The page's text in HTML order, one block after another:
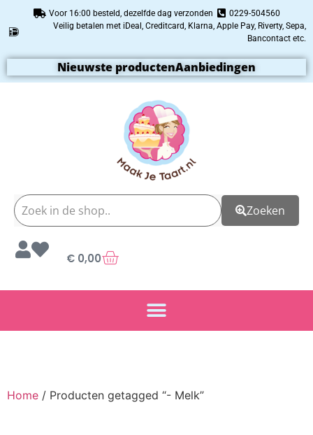
Voor 16:00 besteld, dezelfde dag verzonden
0229-504560
Veilig betalen met iDeal, Creditcard, Klarna, Apple Pay, Riverty, Sepa,
Bancontact etc.
Nieuwste productenAanbiedingen
Zoeken
€ 0,00
Home / Producten getagged “- Melk”